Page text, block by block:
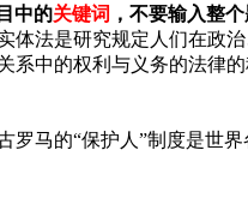
中的关键词 ，不要输入整个
体法是研究规定人们在政
系中的权利与义务的法律的
罗马的“保护人”制度是世